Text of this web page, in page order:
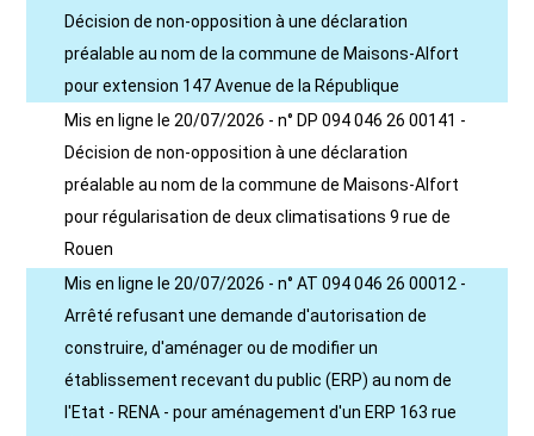
Décision de non-opposition à une déclaration
préalable au nom de la commune de Maisons-Alfort
pour extension 147 Avenue de la République
Mis en ligne le 20/07/2026 - n° DP 094 046 26 00141 -
Décision de non-opposition à une déclaration
préalable au nom de la commune de Maisons-Alfort
pour régularisation de deux climatisations 9 rue de
Rouen
Mis en ligne le 20/07/2026 - n° AT 094 046 26 00012 -
Arrêté refusant une demande d'autorisation de
construire, d'aménager ou de modifier un
établissement recevant du public (ERP) au nom de
l'Etat - RENA - pour aménagement d'un ERP 163 rue